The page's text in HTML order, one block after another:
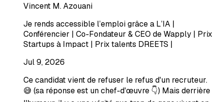
Vincent M. Azouani
Je rends accessible l’emploi grâce a L’IA |
Conférencier | Co-Fondateur & CEO de Wapply | Prix
Startups à Impact | Prix talents DREETS |
Jul 9, 2026
Ce candidat vient de refuser le refus d'un recruteur.
😅 (sa réponse est un chef-d'œuvre 👇) Mais derrière